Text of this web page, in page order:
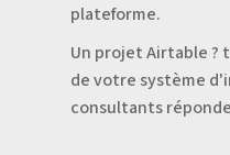
plateforme.
Un projet Airtable ?
de votre système
consultants